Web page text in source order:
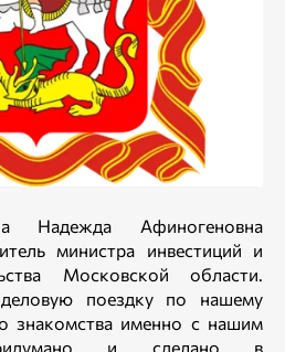
Надежда Афиногеновна
министра инвестиций и
Московской области.
поездку по нашему
знакомства именно с нашим
и сделано в